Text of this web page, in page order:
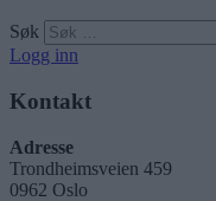
Søk
Logg inn
Kontakt
Adresse
Trondheimsveien 459
0962 Oslo